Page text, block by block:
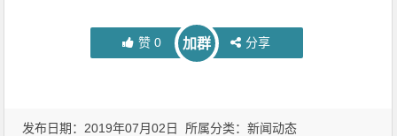
赞 0 加群 分享
发布日期：2019年07月02日 所属分类：新闻动态